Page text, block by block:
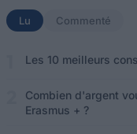
Lu (onglet actif)
Commenté
Les 10 meilleurs
Combien d'argent
Erasmus + ?